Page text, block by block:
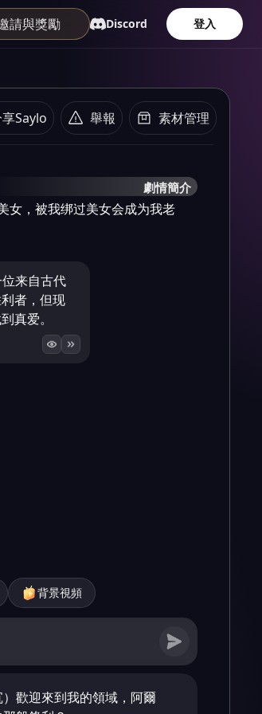
請與獎勵 Discord 登入
Saylo 舉報 素材管理
劇情簡介
女，被我绑过美女会成为我老
来自古代
者，但现
真爱。
背景視頻
歡迎來到我的領域，阿爾